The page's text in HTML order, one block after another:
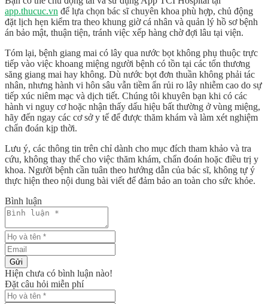
app.thucuc.vn để lựa chọn bác sĩ chuyên khoa phù hợp, chủ động
đặt lịch hẹn kiểm tra theo khung giờ cá nhân và quản lý hồ sơ bệnh
án bảo mật, thuận tiện, tránh việc xếp hàng chờ đợi lâu tại viện.
Tóm lại, bệnh giang mai có lây qua nước bọt không phụ thuộc trực
tiếp vào việc khoang miệng người bệnh có tồn tại các tổn thương
săng giang mai hay không. Dù nước bọt đơn thuần không phải tác
nhân, nhưng hành vi hôn sâu vẫn tiềm ẩn rủi ro lây nhiễm cao do sự
tiếp xúc niêm mạc và dịch tiết. Chúng tôi khuyên bạn khi có các
hành vi nguy cơ hoặc nhận thấy dấu hiệu bất thường ở vùng miệng,
hãy đến ngay các cơ sở y tế để được thăm khám và làm xét nghiệm
chẩn đoán kịp thời.
Lưu ý, các thông tin trên chỉ dành cho mục đích tham khảo và tra
cứu, không thay thế cho việc thăm khám, chẩn đoán hoặc điều trị y
khoa. Người bệnh cần tuân theo hướng dẫn của bác sĩ, không tự ý
thực hiện theo nội dung bài viết để đảm bảo an toàn cho sức khỏe.
Bình luận
Gửi
Hiện chưa có bình luận nào!
Đặt câu hỏi miễn phí